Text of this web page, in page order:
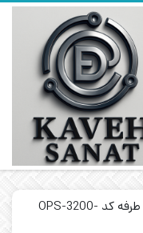
سنسور نوری یک طرفه کد OPS-3200-